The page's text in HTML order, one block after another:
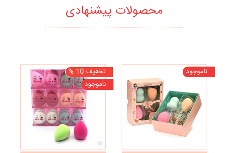
محصولات پیشنهادی
ناموجود
تخفیف 10 %
ناموجود